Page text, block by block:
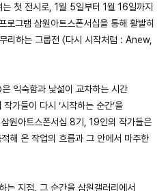
첫 전시로, 1월 5일부터 1월 16일까지
로그램 삼원아트스폰서십을 통해 활발히
리하는 그룹전 〈다시 시작처럼 : Anew,
익숙함과 낯섦이 교차하는 시간
가들이 다시 ‘시작하는 순간’을
원아트스폰서십 8기, 19인의 작가들은
해 온 작업의 흐름과 그 안에서 마주한
는 지점, 그 순간을 삼원갤러리에서